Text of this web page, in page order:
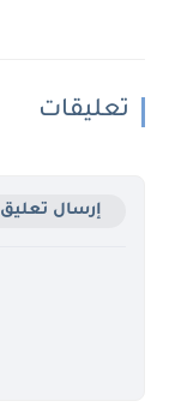
تعليقات
إرسال تعليق